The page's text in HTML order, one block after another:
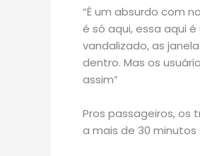
“É um absurdo com
é só aqui, essa aqui
vandalizado, as
dentro. Mas os
assim”
Pros passageiros, os
a mais de 30